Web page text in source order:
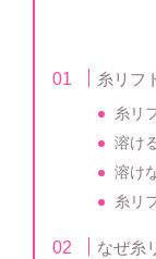
糸リフ
糸リ
溶け
溶け
糸リ
なぜ糸